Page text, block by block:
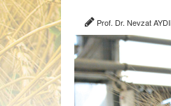
Prof. Dr. Nevzat